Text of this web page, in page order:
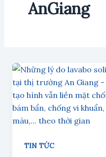
AnGiang
TIN TỨC